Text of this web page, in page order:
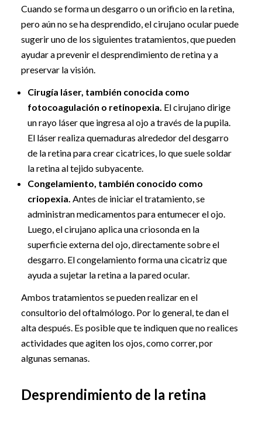
Cuando se forma un desgarro o un orificio en la retina,
pero aún no se ha desprendido, el cirujano ocular puede
sugerir uno de los siguientes tratamientos, que pueden
ayudar a prevenir el desprendimiento de retina y a
preservar la visión.
Cirugía láser, también conocida como
fotocoagulación o retinopexia. El cirujano dirige
un rayo láser que ingresa al ojo a través de la pupila.
El láser realiza quemaduras alrededor del desgarro
de la retina para crear cicatrices, lo que suele soldar
la retina al tejido subyacente.
Congelamiento, también conocido como
criopexia. Antes de iniciar el tratamiento, se
administran medicamentos para entumecer el ojo.
Luego, el cirujano aplica una criosonda en la
superficie externa del ojo, directamente sobre el
desgarro. El congelamiento forma una cicatriz que
ayuda a sujetar la retina a la pared ocular.
Ambos tratamientos se pueden realizar en el
consultorio del oftalmólogo. Por lo general, te dan el
alta después. Es posible que te indiquen que no realices
actividades que agiten los ojos, como correr, por
algunas semanas.
Desprendimiento de la retina